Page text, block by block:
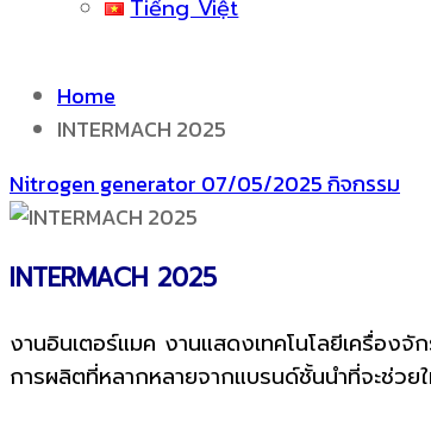
Tiếng Việt
Home
INTERMACH 2025
Nitrogen generator 07/05/2025กิจกรรม
INTERMACH 2025
งานอินเตอร์แมค งานแสดงเทคโนโลยีเครื่อง
การผลิตที่หลากหลายจากแบรนด์ชั้นนำที่จะช่ว